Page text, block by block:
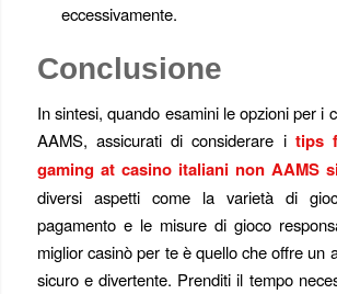
eccessivamente.
Conclusione
In sintesi, quando esamini le opzioni per i
AAMS, assicurati di considerare i tips
gaming at casino italiani non AAMS
diversi aspetti come la varietà di
pagamento e le misure di gioco
miglior casinò per te è quello che offre un
sicuro e divertente. Prenditi il tempo